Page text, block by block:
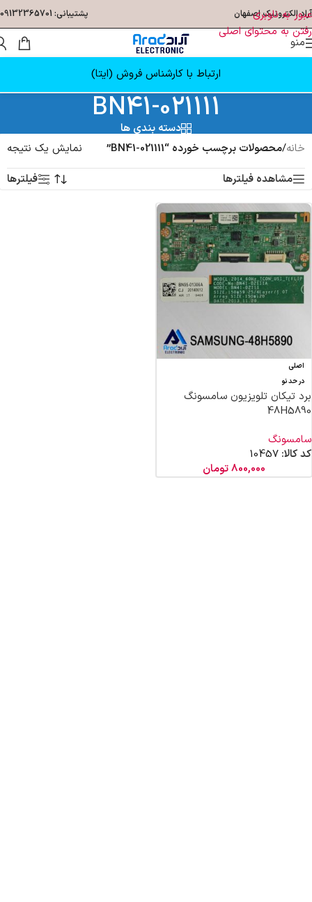
عبور به ناوبری
رفتن به محتوای اصلی
آراد الکترونیک اصفهان پشتیبانی: 09132365701
منو
ارتباط با کارشناس فروش (ایتا)
BN41-021111
دسته بندی ها
خانه/محصولات برچسب خورده “BN41-021111”
نمایش یک نتیجه
مشاهده فیلترها
فیلترها
اصلی
در حد نو
برد تیکان تلویزیون سامسونگ
48H5890
سامسونگ
کد کالا: 10457
800,000تومان